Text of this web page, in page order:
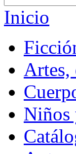
Inicio
Artes,
Niños